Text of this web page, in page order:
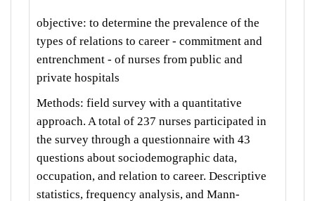
objective: to determine the prevalence of the
types of relations to career - commitment and
entrenchment - of nurses from public and
private hospitals
Methods: field survey with a quantitative
approach. A total of 237 nurses participated in
the survey through a questionnaire with 43
questions about sociodemographic data,
occupation, and relation to career. Descriptive
statistics, frequency analysis, and Mann-